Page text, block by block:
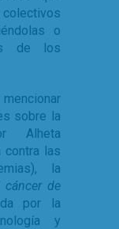
o
de los
sobre la
Alheta
contra las
la
de
por la
y